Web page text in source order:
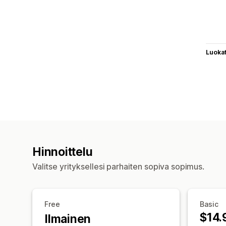
Luokat
Hinnoittelu
Valitse yrityksellesi parhaiten sopiva sopimus.
Free
Ilmainen
Basic